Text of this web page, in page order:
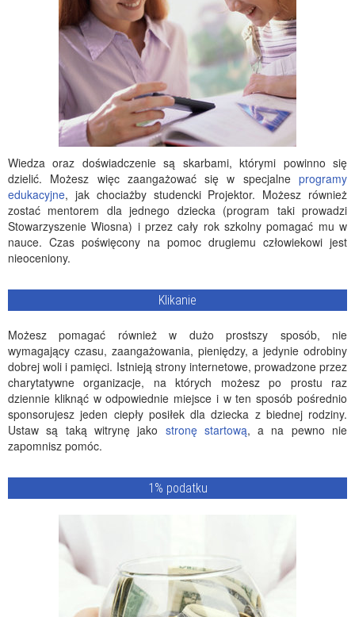
Wiedza oraz doświadczenie są skarbami, którymi powinno się
dzielić. Możesz więc zaangażować się w specjalne programy
edukacyjne, jak chociażby studencki Projektor. Możesz również
zostać mentorem dla jednego dziecka (program taki prowadzi
Stowarzyszenie Wiosna) i przez cały rok szkolny pomagać mu w
nauce. Czas poświęcony na pomoc drugiemu człowiekowi jest
nieoceniony.
Klikanie
Możesz pomagać również w dużo prostszy sposób, nie
wymagający czasu, zaangażowania, pieniędzy, a jedynie odrobiny
dobrej woli i pamięci. Istnieją strony internetowe, prowadzone przez
charytatywne organizacje, na których możesz po prostu raz
dziennie kliknąć w odpowiednie miejsce i w ten sposób pośrednio
sponsorujesz jeden ciepły posiłek dla dziecka z biednej rodziny.
Ustaw są taką witrynę jako stronę startową, a na pewno nie
zapomnisz pomóc.
1% podatku